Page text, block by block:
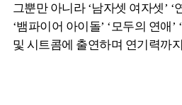
그뿐만 아니라 ‘남자셋 여자셋’ ‘
‘뱀파이어 아이돌’ ‘모두의 연애’
및 시트콤에 출연하며 연기력까